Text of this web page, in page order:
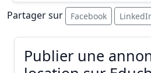
Partager sur Facebook
Publier une